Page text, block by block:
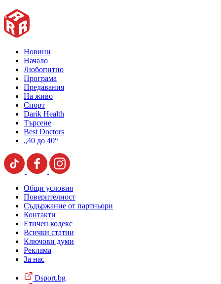
Новини
Начало
Любопитно
Програма
Предавания
На живо
Спорт
Darik Health
Търсене
Best Doctors
„40 до 40“
Общи условия
Поверителност
Съдържание от партньори
Контакти
Етичен кодекс
Всички статии
Ключови думи
Реклама
За нас
Dsport.bg